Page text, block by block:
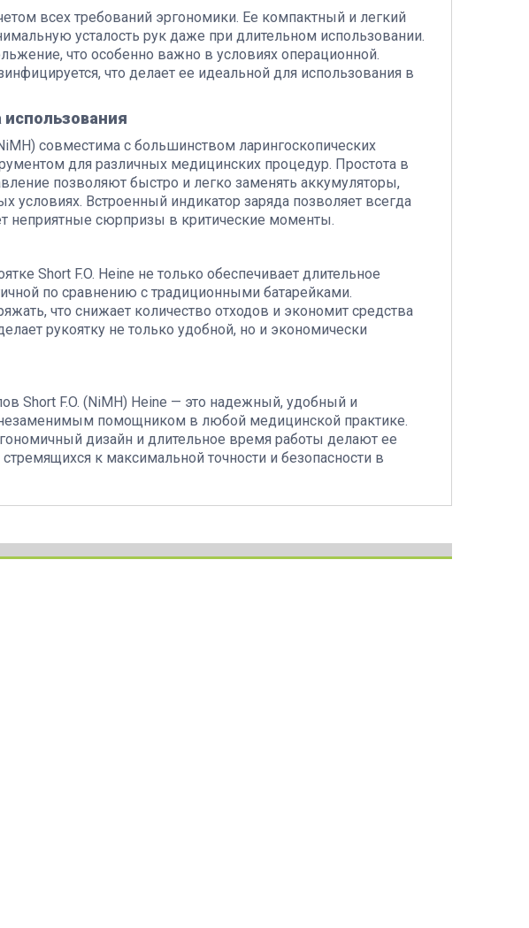
всех требований эргономики. Ее компактный и легкий
усталость рук даже при длительном использовании.
что особенно важно в условиях операционной.
что делает ее идеальной для использования в
совместима с большинством ларингоскопических
для различных медицинских процедур. Простота в
позволяют быстро и легко заменять аккумуляторы,
условиях. Встроенный индикатор заряда позволяет всегда
неприятные сюрпризы в критические моменты.
Short F.O. Heine не только обеспечивает длительное
по сравнению с традиционными батарейками.
что снижает количество отходов и экономит средства
рукоятку не только удобной, но и экономически
Short F.O. (NiMH) Heine — это надежный, удобный и
помощником в любой медицинской практике.
дизайн и длительное время работы делают ее
к максимальной точности и безопасности в